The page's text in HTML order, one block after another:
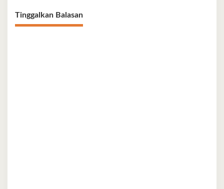
Tinggalkan Balasan